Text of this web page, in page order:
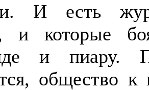
И есть
и которые
и пиару.
общество